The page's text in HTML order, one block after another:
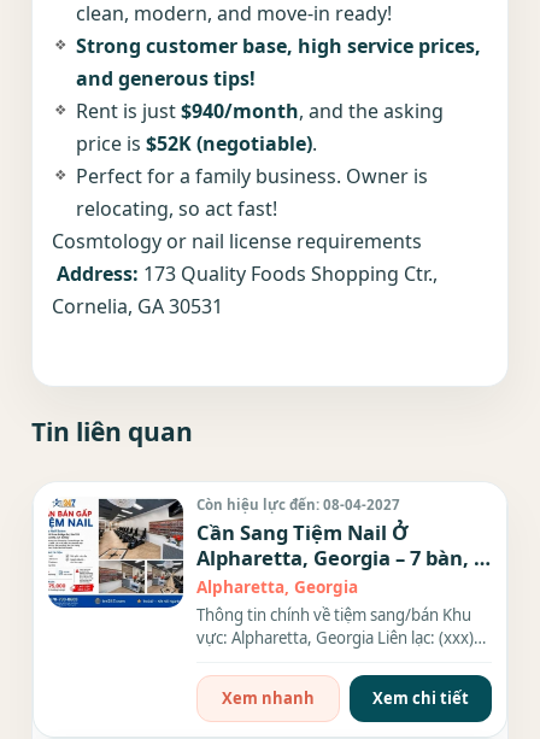
clean, modern, and move-in ready!
Strong customer base, high service prices,
and generous tips!
Rent is just$940/month, and the asking
price is $52K (negotiable).
Perfect for a family business. Owner is
relocating, so act fast!
Cosmtology or nail license requirements
Address: 173 Quality Foods Shopping Ctr.,
Cornelia, GA 30531
Tin liên quan
Còn hiệu lực đến: 08-04-2027
Cần Sang Tiệm Nail Ở
Alpharetta, Georgia – 7 bàn, 9
ghế
Alpharetta, Georgia
Thông tin chính về tiệm sang/bán Khu
vực: Alpharetta, Georgia Liên lạc: (xxx)
Xem nhanh
Xem chi tiết